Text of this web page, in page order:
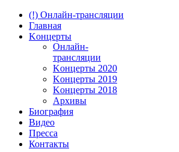
(!) Онлайн-трансляции
Главная
Kонцерты
Онлайн-
трансляции
Kонцерты 2020
Kонцерты 2019
Kонцерты 2018
Архивы
Биография
Видео
Пресса
Контакты